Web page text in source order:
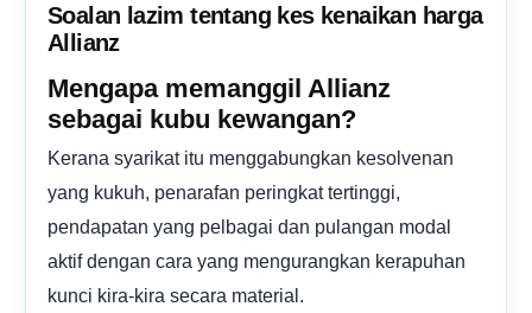
Soalan lazim tentang kes kenaikan harga
Allianz
Mengapa memanggil Allianz
sebagai kubu kewangan?
Kerana syarikat itu menggabungkan kesolvenan
yang kukuh, penarafan peringkat tertinggi,
pendapatan yang pelbagai dan pulangan modal
aktif dengan cara yang mengurangkan kerapuhan
kunci kira-kira secara material.